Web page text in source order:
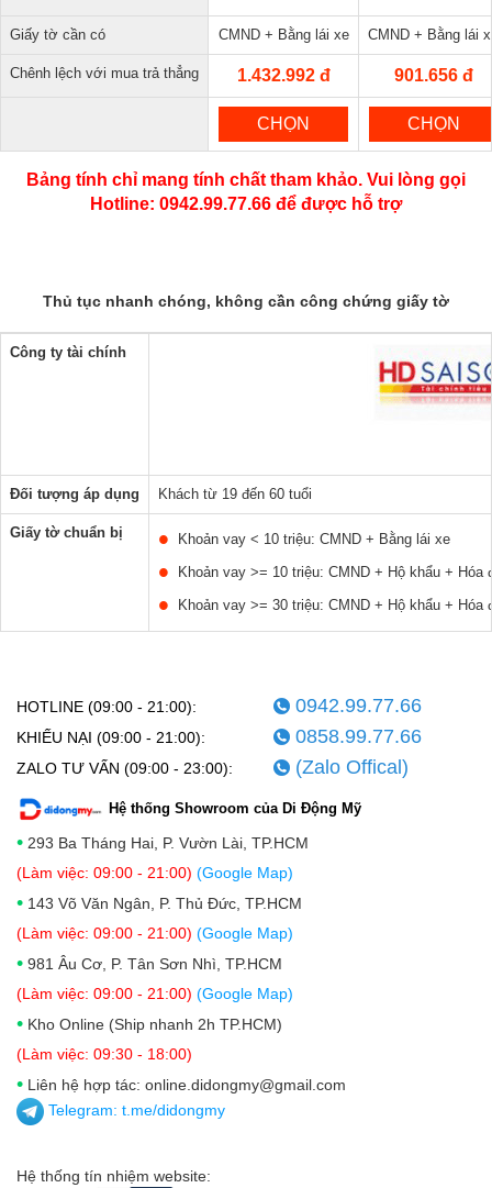
Giấy tờ cần có CMND + Bằng lái xe CMND + Bằng lái
Chênh lệch với mua trả thẳng 1.432.992 đ 901.656 đ
CHỌN CHỌN
Bảng tính chỉ mang tính chất tham khảo. Vui lòng gọi
Hotline: 0942.99.77.66 để được hỗ trợ
Thủ tục nhanh chóng, không cần công chứng giấy tờ
Công ty tài chính
Đối tượng áp dụng Khách từ 19 đến 60 tuổi
Giấy tờ chuẩn bị
Khoản vay < 10 triệu: CMND + Bằng lái xe
Khoản vay >= 10 triệu: CMND + Hộ khẩu +
Khoản vay >= 30 triệu: CMND + Hộ khẩu +
HOTLINE (09:00 - 21:00): 0942.99.77.66
KHIẾU NẠI (09:00 - 21:00): 0858.99.77.66
ZALO TƯ VẤN (09:00 - 23:00): (Zalo Offical)
Hệ thống Showroom của Di Động Mỹ
• 293 Ba Tháng Hai, P. Vườn Lài, TP.HCM
(Làm việc: 09:00 - 21:00) (Google Map)
• 143 Võ Văn Ngân, P. Thủ Đức, TP.HCM
(Làm việc: 09:00 - 21:00) (Google Map)
• 981 Âu Cơ, P. Tân Sơn Nhì, TP.HCM
(Làm việc: 09:00 - 21:00) (Google Map)
• Kho Online (Ship nhanh 2h TP.HCM)
(Làm việc: 09:30 - 18:00)
• Liên hệ hợp tác: online.didongmy@gmail.com
Telegram: t.me/didongmy
Hệ thống tín nhiệm website: